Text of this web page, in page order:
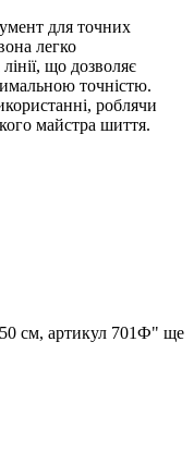
для точних
легко
що дозволяє
точністю.
роблячи
майстра шиття.
см, артикул 701Ф" ще